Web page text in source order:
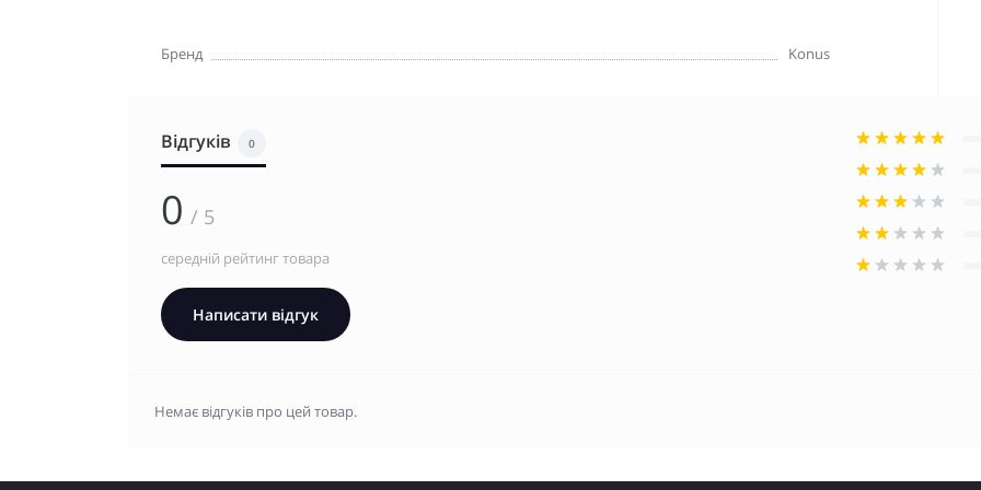
Бренд Konus
Відгуків 0
0 / 5
середній рейтинг товара
Написати відгук
Немає відгуків про цей товар.